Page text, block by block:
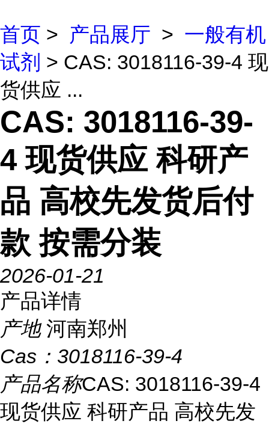
首页 > 产品展厅 > 一般有机
试剂 > CAS: 3018116-39-4 现
货供应 ...
CAS: 3018116-39-
4 现货供应 科研产
品 高校先发货后付
款 按需分装
2026-01-21
产品详情
产地 河南郑州
Cas： 3018116-39-4
产品名称CAS: 3018116-39-4
现货供应 科研产品 高校先发